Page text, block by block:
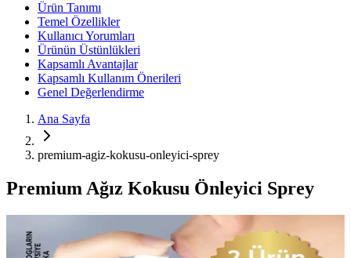
Ürün Tanımı
Temel Özellikler
Kullanıcı Yorumları
Ürünün Üstünlükleri
Kapsamlı Avantajlar
Kapsamlı Kullanım Önerileri
Genel Değerlendirme
Ana Sayfa
premium-agiz-kokusu-onleyici-sprey
Premium Ağız Kokusu Önleyici Sprey